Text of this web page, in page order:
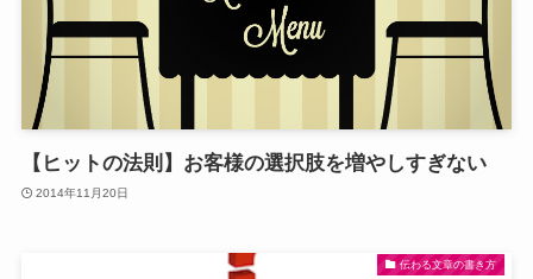
【ヒットの法則】お客様の選択肢を増やしすぎない
2014年11月20日
伝わる文章の書き方